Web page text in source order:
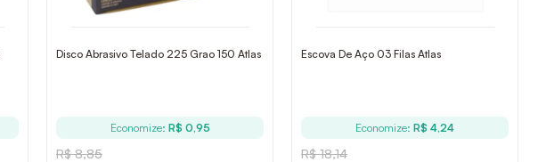
Disco Abrasivo Telado 225 Grao 150 Atlas
Economize: R$ 0,95
R$ 8,85
Escova De Aço 03 Filas Atlas
Economize: R$ 4,24
R$ 18,14